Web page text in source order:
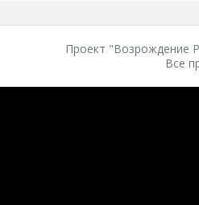
Проект "Возрождение
Все